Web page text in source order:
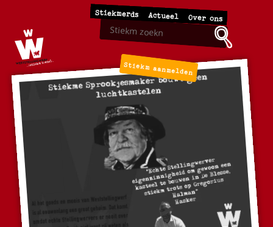
Stiekmerds Actueel Over ons
Stiekm aanmelden